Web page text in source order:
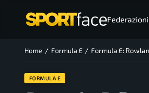
Federazioni
Home / Formula E / Formula E:
FORMULA E